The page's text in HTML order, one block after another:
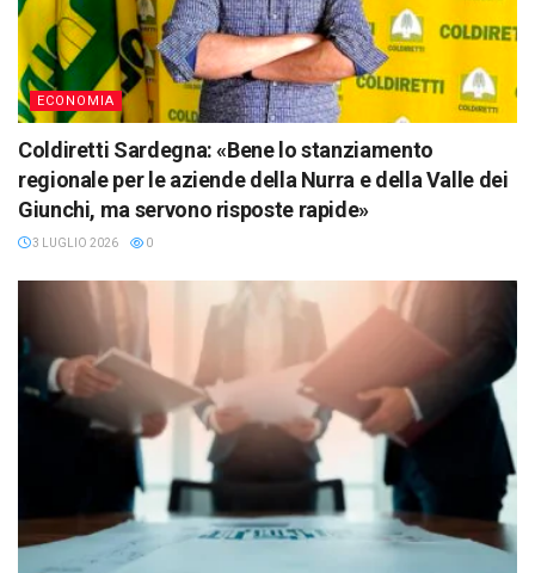
ECONOMIA
Coldiretti Sardegna: «Bene lo stanziamento
regionale per le aziende della Nurra e della Valle dei
Giunchi, ma servono risposte rapide»
3 LUGLIO 2026 0